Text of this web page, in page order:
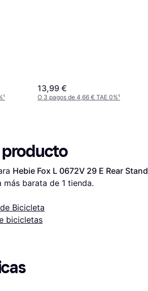
¹
13,99 €
O 3 pagos de 4,66 € TAE 0%¹
producto
Hebie Fox L 0672V 29 E Rear Stand
barata de 1 tienda.
Bicicleta
bicicletas